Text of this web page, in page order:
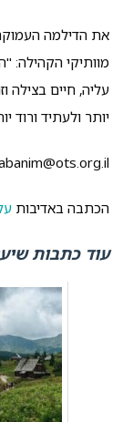
את הדילמה
מוותיקי הקהילה:
עליה, חיים בצילה
יותר ולעתיד ורוד
הכתבה באדיבות
עוד כתבות